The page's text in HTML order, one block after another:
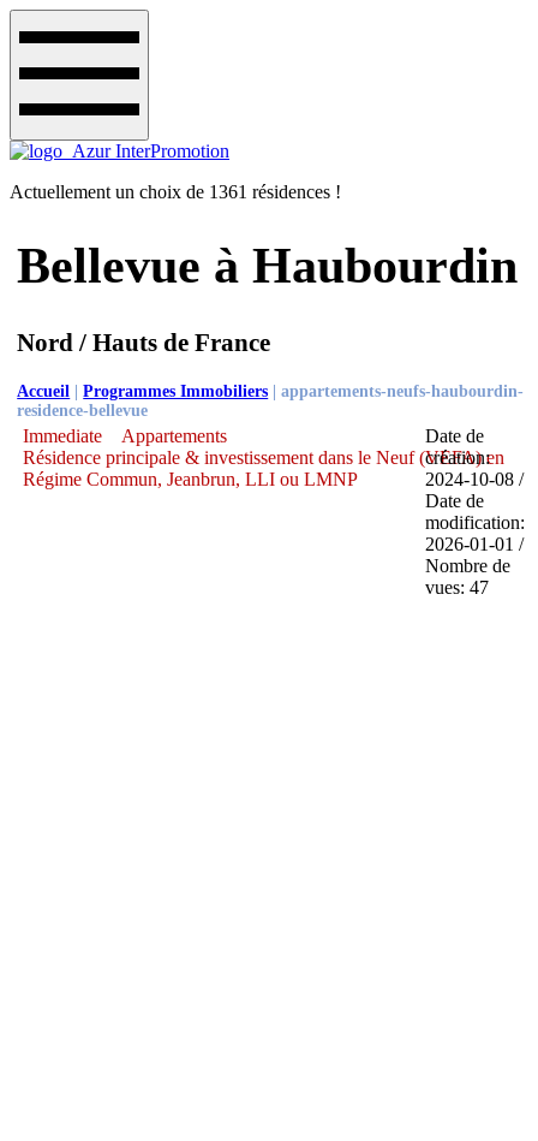
Actuellement un choix de 1361 résidences !
Bellevue à Haubourdin
Nord / Hauts de France
Accueil |Programmes Immobiliers |appartements-neufs-haubourdin-
residence-bellevue
Immediate
Appartements
Résidence principale & investissement dans le Neuf (VEFA) en
Régime Commun, Jeanbrun, LLI ou LMNP
Date de
création:
2024-10-08 /
Date de
modification:
2026-01-01 /
Nombre de
vues: 47